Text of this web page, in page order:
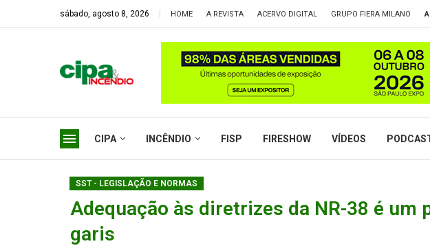
sábado, agosto 8, 2026 HOME A REVISTA ACERVO DIGITAL GRUPO FIERA MILANO
CIPA INCÊNDIO FISP FIRESHOW VÍDEOS
SST - LEGISLAÇÃO E NORMAS
Adequação às diretrizes da NR-38 é
garis